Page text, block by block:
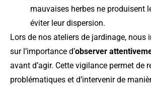
mauvaises herbes ne produisent
éviter leur dispersion.
Lors de nos ateliers de jardinage, nous
sur l’importance d’observer
avant d’agir. Cette vigilance permet de
problématiques et d’intervenir de